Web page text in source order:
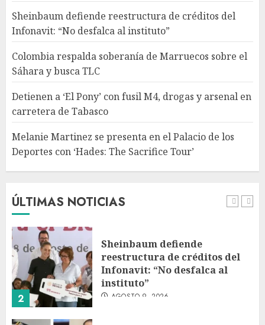
Sheinbaum defiende reestructura de créditos del
Infonavit: “No desfalca al instituto”
Colombia respalda soberanía de Marruecos sobre el
Sáhara y busca TLC
Detienen a ‘El Pony’ con fusil M4, drogas y arsenal en
carretera de Tabasco
Melanie Martinez se presenta en el Palacio de los
Deportes con ‘Hades: The Sacrifice Tour’
ÚLTIMAS NOTICIAS
4
5
Melanie Martinez se presenta
con ‘Hades: The Sacrifice Tour’
AGOSTO 9, 2026
1
Lionel, a los 68 años en Rosario
2
Sheinbaum defiende
reestructura de créditos del
Infonavit: “No desfalca al
instituto”
AGOSTO 9, 2026